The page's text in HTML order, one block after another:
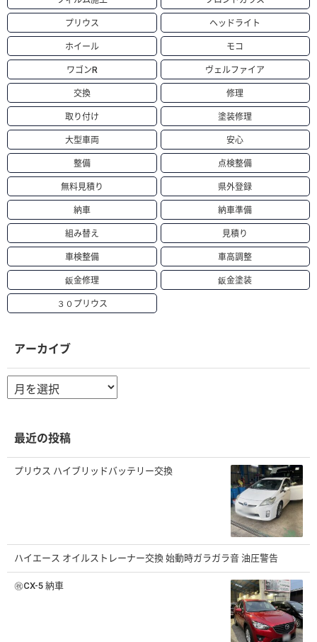
プリウス ヘッドライト
ホイール モコ
ワゴンR ヴェルファイア
交換 修理
取り付け 塗装修理
大型車両 安心
整備 点検整備
無料見積り 県外登録
納車 納車準備
組み替え 見積り
車検整備 車高調整
鈑金修理 鈑金塗装
３０プリウス
アーカイブ
ー
ブ
最近の投稿
プリウス ハイブリッドバッテリー交換
ハイエース オイルストレーナー交換 始動時ガラガラ音 油圧警告
㊗️CX-5 納車